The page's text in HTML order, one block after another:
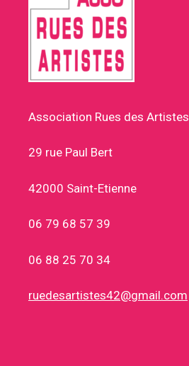
Association Rues des Artistes
29 rue Paul Bert
42000 Saint-Etienne
06 79 68 57 39
06 88 25 70 34
ruedesartistes42@gmail.com